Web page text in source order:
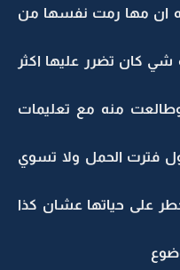
ان مها رمت نفسها من
شي كان تضرر عليها اكثر
منه مع تعليمات
فترت الحمل ولا تسوي
على حياتها عشان كذا